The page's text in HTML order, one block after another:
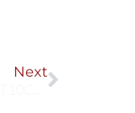
NextNext